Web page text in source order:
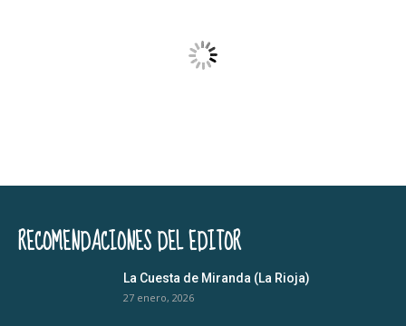
RECOMENDACIONES DEL EDITOR
La Cuesta de Miranda (La Rioja)
27 enero, 2026